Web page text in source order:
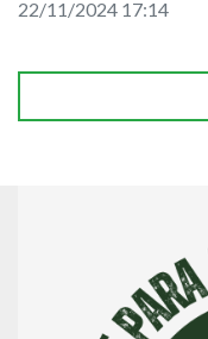
22/11/2024 17:14